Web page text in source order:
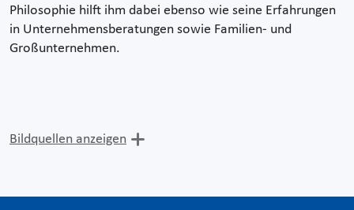
Philosophie hilft ihm dabei ebenso wie seine Erfahrungen
in Unternehmensberatungen sowie Familien- und
Großunternehmen.
Bildquellen anzeigen